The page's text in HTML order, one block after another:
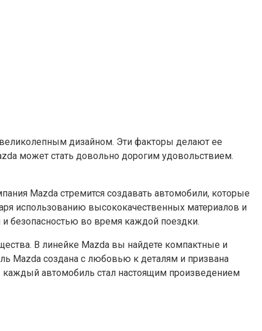
дизайном. Эти факторы делают ее
может стать довольно дорогим удовольствием.
Mazda стремится создавать автомобили, которые
использованию высококачественных материалов и
безопасностью во время каждой поездки.
В линейке Mazda вы найдете компактные и
Mazda создана с любовью к деталям и призвана
каждый автомобиль стал настоящим произведением